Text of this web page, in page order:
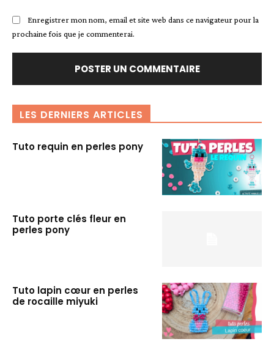
Enregistrer mon nom, email et site web dans ce navigateur pour la
prochaine fois que je commenterai.
LES DERNIERS ARTICLES
Tuto requin en perles pony
Tuto porte clés fleur en
perles pony
Tuto lapin cœur en perles
de rocaille miyuki